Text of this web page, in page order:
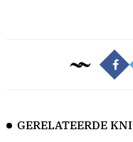
GERELATEERDE